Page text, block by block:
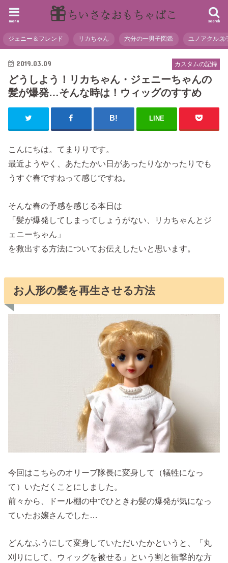
search
menu
ジェニー＆フレンド リカちゃん 六分の一男子図鑑 ユノアクルス
カスタムの記録
2019.03.09
どうしよう！リカちゃん・ジェニーちゃんの
髪が爆発…そんな時は！ウィッグのすすめ
LINE
こんにちは。てまりりです。
最近ようやく、あたたかい日があったりなかったりでも
うすぐ春ですねって感じですね。
そんな春の予感を感じる本日は
「髪が爆発してしまってしょうがない、リカちゃんとジ
ェニーちゃん」
を救出する方法についてお伝えしたいと思います。
お人形の髪を再生させる方法
今回はこちらのオリーブ隊長に変身して（犠牲になっ
て）いただくことにしました。
前々から、ドール棚の中でひときわ髪の爆発が気になっ
ていたお嬢さんでした…
どんなふうにして変身していただいたかというと、「丸
刈りにして、ウィッグを被せる」という割と衝撃的な方